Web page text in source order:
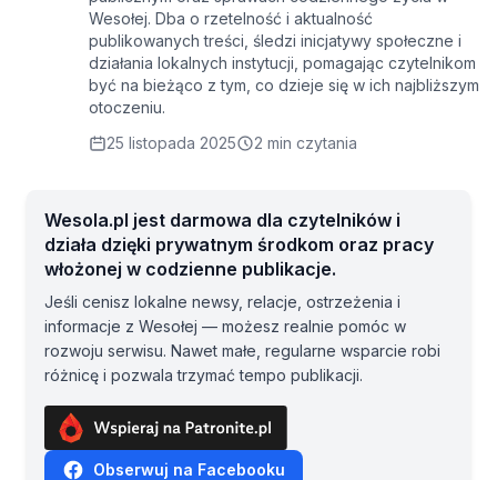
Wesołej. Dba o rzetelność i aktualność
publikowanych treści, śledzi inicjatywy społeczne i
działania lokalnych instytucji, pomagając czytelnikom
być na bieżąco z tym, co dzieje się w ich najbliższym
otoczeniu.
25 listopada 2025
2 min czytania
Wesola.pl jest darmowa dla czytelników i
działa dzięki prywatnym środkom oraz pracy
włożonej w codzienne publikacje.
Jeśli cenisz lokalne newsy, relacje, ostrzeżenia i
informacje z Wesołej — możesz realnie pomóc w
rozwoju serwisu. Nawet małe, regularne wsparcie robi
różnicę i pozwala trzymać tempo publikacji.
Obserwuj na Facebooku